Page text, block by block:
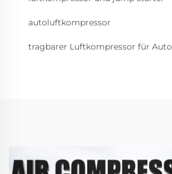
autoluftkompressor
tragbarer Luftkompressor für Auto